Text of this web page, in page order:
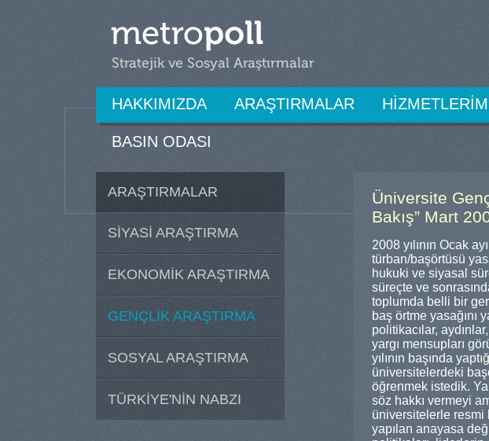
HAKKIMIZDA ARAŞTIRMALAR
BASIN ODASI
ARAŞTIRMALAR
SİYASİ ARAŞTIRMA
EKONOMİK ARAŞTIRMA
GENÇLİK ARAŞTIRMA
SOSYAL ARAŞTIRMA
TÜRKİYE'NİN NABZI
Üniversite
Bakış” Mart
2008 yılının Ocak
türban/başörtüsü
hukuki ve siyasal
süreçte ve
toplumda belli bir
baş örtme yasağını
politikacılar,
yargı mensupları
yılının başında
üniversitelerdeki
öğrenmek istedik.
söz hakkı vermeyi
üniversitelerle resmi
yapılan anayasa